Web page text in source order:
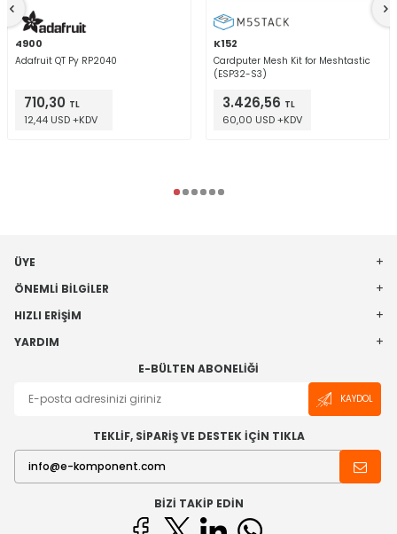
4900
Adafruit QT Py RP2040
710,30 TL
12,44 USD +KDV
K152
Cardputer Mesh Kit for Meshtastic
(ESP32-S3)
3.426,56 TL
60,00 USD +KDV
ÜYE
ÖNEMLI BILGILER
HIZLI ERIŞIM
YARDIM
E-BÜLTEN ABONELIĞI
KAYDOL
TEKLİF, SİPARİŞ VE DESTEK İÇİN TIKLA
BIZI TAKIP EDIN